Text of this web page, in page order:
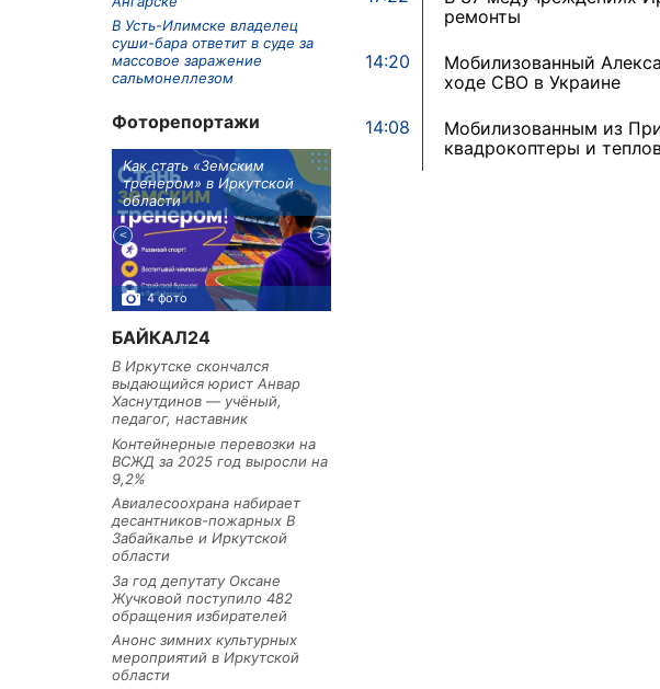
В Усть-Илимске владелец
суши-бара ответит в суде за
массовое заражение
сальмонеллезом
Фоторепортажи
Как стать «Земским
тренером» в Иркутской
области
4 фото
БАЙКАЛ24
В Иркутске скончался
выдающийся юрист Анвар
Хаснутдинов — учёный,
педагог, наставник
Контейнерные перевозки на
ВСЖД за 2025 год выросли на
9,2%
Авиалесоохрана набирает
десантников-пожарных В
Забайкалье и Иркутской
области
За год депутату Оксане
Жучковой поступило 482
обращения избирателей
Анонс зимних культурных
мероприятий в Иркутской
области
ремонты
14:20
Мобилизованный
ходе СВО в Украине
14:08
Мобилизованным из
квадрокоптеры и